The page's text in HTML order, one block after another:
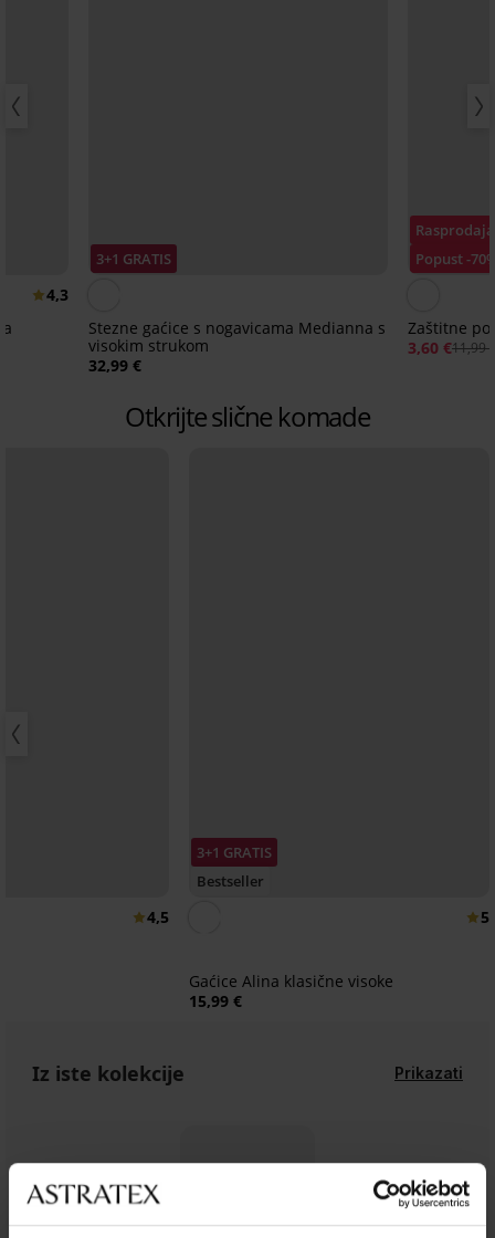
4,3
3+1 GRATIS
Stezne gaćice s nogavicama Medianna s
visokim strukom
32,99 €
Rasprodaja
Popust -
Zaštitne
3,60 €11,99
Otkrijte slične komade
4,5
3+1 GRATIS
Bestseller
5
Gaćice Alina klasične visoke
15,99 €
Iz iste kolekcije Prikazati